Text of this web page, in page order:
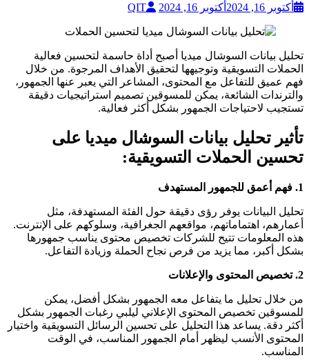
أكتوبر 16, 2024 أكتوبر 16, 2024 QIT
تحليل بيانات السوشال ميديا أصبح أداة حاسمة لتحسين فعالية
الحملات التسويقية وتوجيهها لتحقيق الأهداف المرجوة. من خلال
فهم عميق للتفاعل مع المحتوى، المشاعر التي يعبر عنها الجمهور،
والترندات الشائعة، يمكن للمسوقين تصميم استراتيجيات دقيقة
تستجيب لاحتياجات الجمهور بشكل أكثر فعالية.
تأثير تحليل بيانات السوشال ميديا على
تحسين الحملات التسويقية:
1. فهم أعمق للجمهور المستهدف
تحليل البيانات يوفر رؤى دقيقة حول الفئة المستهدفة، مثل
أعمارهم، اهتماماتهم، مواقعهم الجغرافية، وسلوكهم على الإنترنت.
هذه المعلومات تتيح للشركات تخصيص محتوى يناسب جمهورها
بشكل أكبر، مما يزيد من فرص نجاح الحملة وزيادة التفاعل.
2. تخصيص المحتوى والإعلانات
من خلال تحليل ما يتفاعل معه الجمهور بشكل أفضل، يمكن
للمسوقين تخصيص المحتوى الإعلاني ليلبي رغبات الجمهور بشكل
أكثر دقة. يساعد هذا التحليل على تحسين الرسائل التسويقية واختيار
المحتوى الأنسب ليظهر أمام الجمهور المناسب، في الوقت
المناسب.